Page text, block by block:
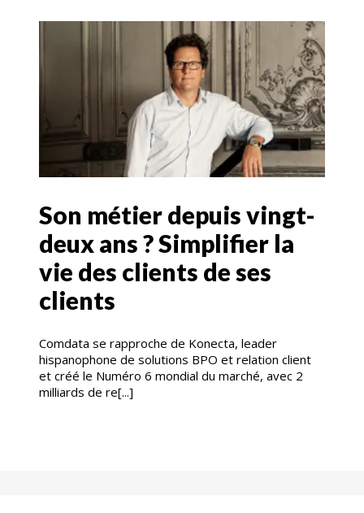
Son métier depuis vingt-
deux ans ? Simplifier la
vie des clients de ses
clients
Comdata se rapproche de Konecta, leader
hispanophone de solutions BPO et relation client
et créé le Numéro 6 mondial du marché, avec 2
milliards de re[...]